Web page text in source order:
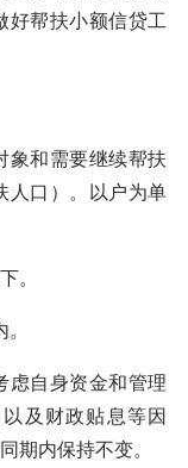
好帮扶小额信贷工
象和需要继续帮扶
人口）。以户为单
。
虑自身资金和管理
及财政贴息等因
期内保持不变。